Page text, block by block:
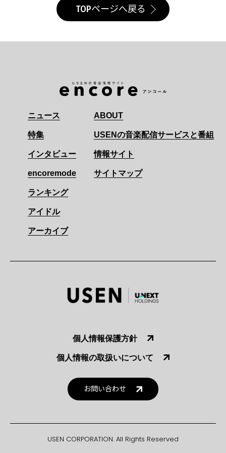
TOPページへ戻る
ニュース
特集
インタビュー
encoremode
ランキング
アイドル
アーカイブ
ABOUT
USENの音楽配信サービスと番組
情報サイト
サイトマップ
個人情報保護方針
個人情報の取扱いについて
お問い合わせ
USEN CORPORATION. All Rights Reserved